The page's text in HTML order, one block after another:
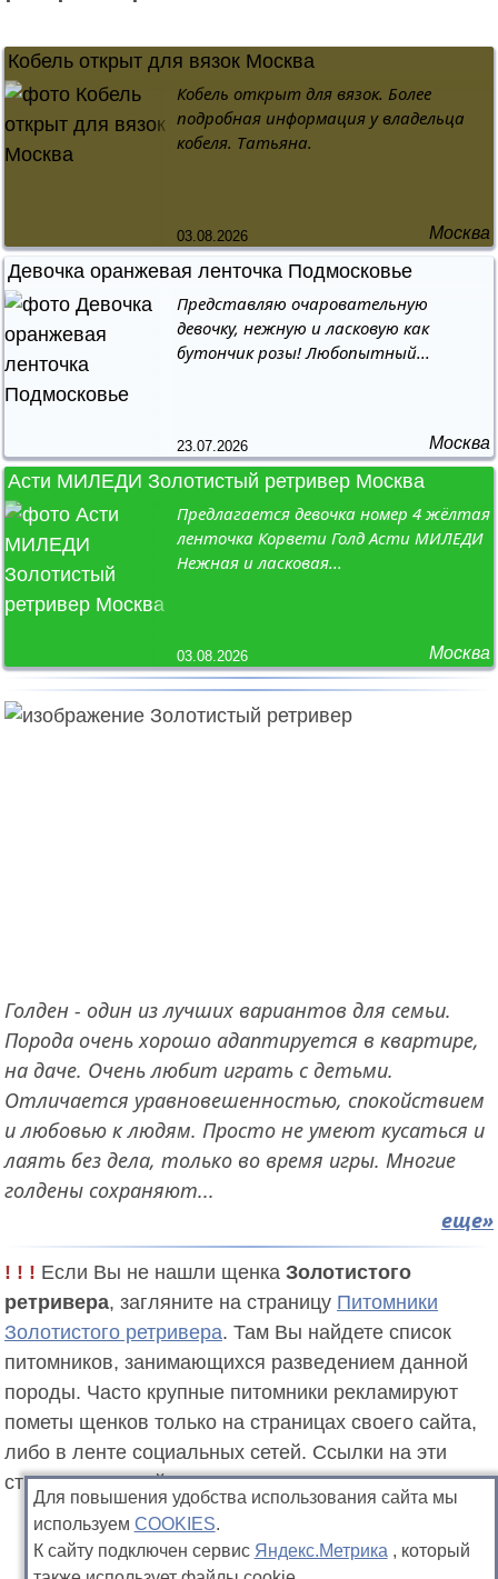
Кобель открыт для вязок Москва
40 000 ₽
Кобель открыт для вязок. Более
подробная информация у владельца
кобеля. Татьяна.
03.08.2026 Москва
Девочка оранжевая ленточка Подмосковье
цена не указана
Представляю очаровательную
девочку, нежную и ласковую как
бутончик розы! Любопытный...
23.07.2026 Москва
Асти МИЛЕДИ Золотистый ретривер Москва
цена не указана
Предлагается девочка номер 4 жёлтая
ленточка Корвети Голд Асти МИЛЕДИ
Нежная и ласковая...
03.08.2026 Москва
Голден - один из лучших вариантов для семьи.
Порода очень хорошо адаптируется в квартире,
на даче. Очень любит играть с детьми.
Отличается уравновешенностью, спокойствием
и любовью к людям. Просто не умеют кусаться и
лаять без дела, только во время игры. Многие
голдены сохраняют...
еще
! ! ! Если Вы не нашли щенка Золотистого
ретривера, загляните на страницу Питомники
Золотистого ретривера. Там Вы найдете список
питомников, занимающихся разведением данной
породы. Часто крупные питомники рекламируют
пометы щенков только на страницах своего сайта,
либо в ленте социальных сетей. Ссылки на эти
страницы Вы найдете в вышеуказанном каталоге.
Для повышения удобства использования сайта мы
используемCOOKIES.
К сайту подключен сервис Яндекс.Метрика , который